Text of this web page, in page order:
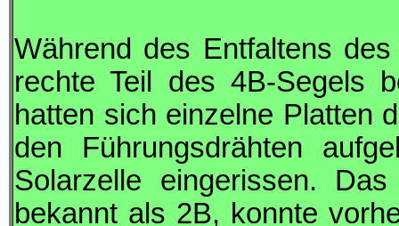
Während des Entfaltens
rechte Teil des 4B-Segels
hatten sich einzelne Platten
den Führungsdrähten
Solarzelle eingerissen.
bekannt als 2B, konnte